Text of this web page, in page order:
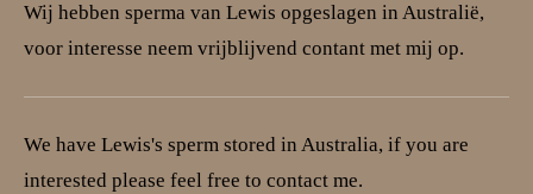
Wij hebben sperma van Lewis opgeslagen in Australië,
voor interesse neem vrijblijvend contant met mij op.
We have Lewis's sperm stored in Australia, if you are
interested please feel free to contact me.